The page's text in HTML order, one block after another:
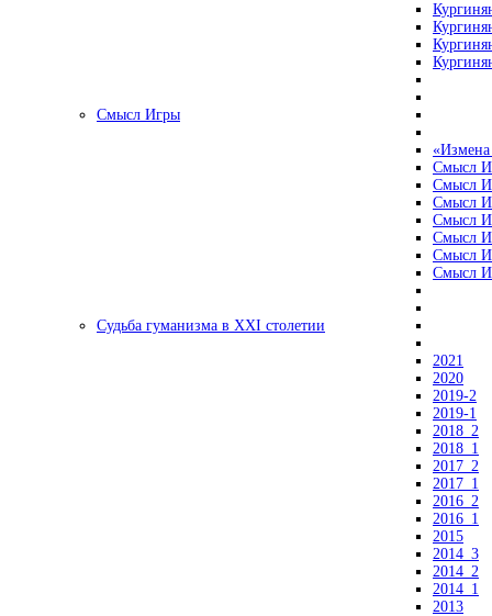
Смысл Игры
«Измена
Смысл
Смысл
Смысл
Смысл
Смысл
Смысл
Смысл
Судьба гуманизма в XXI столетии
2021
2020
2019-2
2019-1
2018_2
2018_1
2017_2
2017_1
2016_2
2016_1
2015
2014_3
2014_2
2014_1
2013